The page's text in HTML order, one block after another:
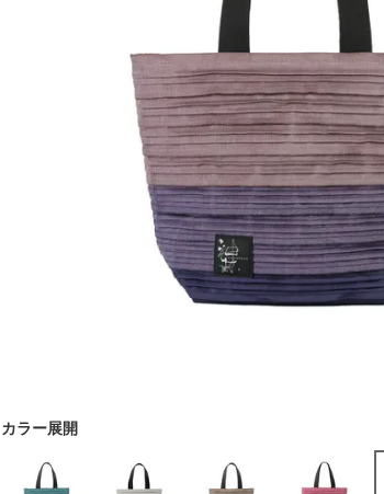
トートバッグ
かぐらや
インナー
かぐらや
かぐらや
ネックレス
雑貨